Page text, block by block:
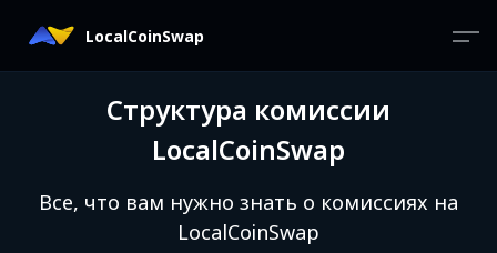
LocalCoinSwap
Структура комиссии
LocalCoinSwap
Все, что вам нужно знать о комиссиях на
LocalCoinSwap